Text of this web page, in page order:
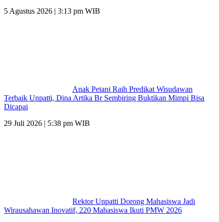
5 Agustus 2026 | 3:13 pm WIB
Anak Petani Raih Predikat Wisudawan
Terbaik Unpatti, Dina Artika Br Sembiring Buktikan Mimpi Bisa
Dicapai
29 Juli 2026 | 5:38 pm WIB
Rektor Unpatti Dorong Mahasiswa Jadi
Wirausahawan Inovatif, 220 Mahasiswa Ikuti PMW 2026